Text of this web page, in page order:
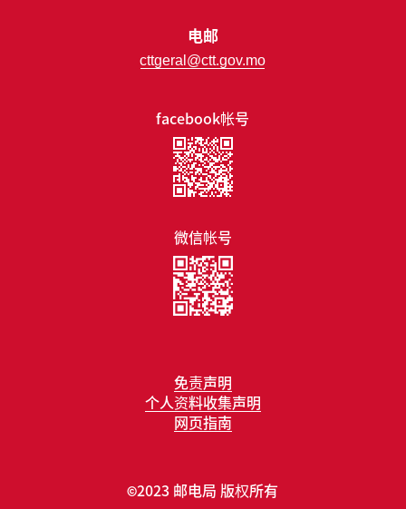
免责声明
个人资料收集声明
网页指南
facebook帐号
微信帐号
电邮
cttgeral@ctt.gov.mo
©2023 邮电局 版权所有